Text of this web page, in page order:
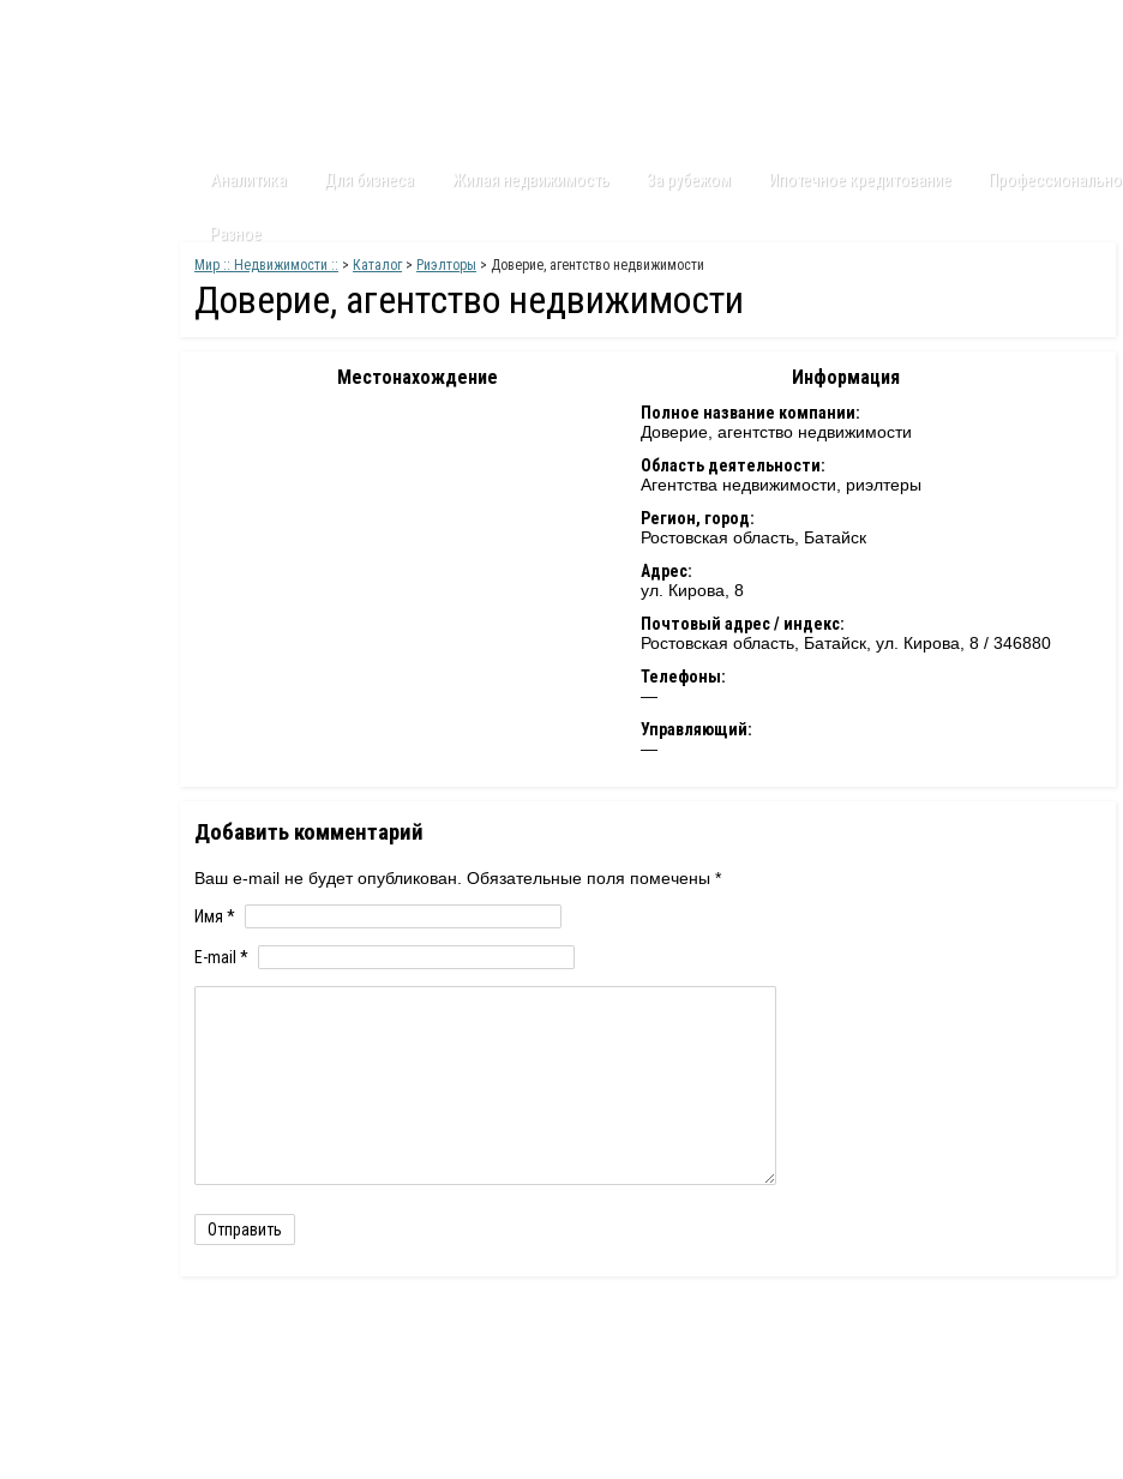
Аналитика Для бизнеса Жилая недвижимость За рубежом Ипотечное кредитование Профессионально
Разное
Мир :: Недвижимости :: > Каталог> Риэлторы > Доверие, агентство недвижимости
Доверие, агентство недвижимости
Местонахождение Информация
Полное название компании:
Доверие, агентство недвижимости
Область деятельности:
Агентства недвижимости, риэлтеры
Регион, город:
Ростовская область Батайск
Адрес:
ул. Кирова, 8
Почтовый адрес / индекс:
Ростовская область, Батайск, ул. Кирова, 8 / 346880
Телефоны:
—
Управляющий:
—
Добавить комментарий
Ваш e-mail не будет опубликован. Обязательные поля помечены *
Имя *
E-mail *